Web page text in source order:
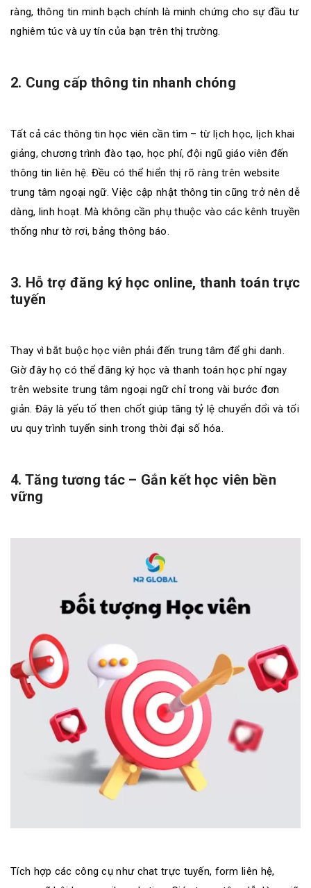
ràng, thông tin minh bạch chính là minh chứng cho sự đầu tư
nghiêm túc và uy tín của bạn trên thị trường.
2. Cung cấp thông tin nhanh chóng
Tất cả các thông tin học viên cần tìm – từ lịch học, lịch khai
giảng, chương trình đào tạo, học phí, đội ngũ giáo viên đến
thông tin liên hệ. Đều có thể hiển thị rõ ràng trên website
trung tâm ngoại ngữ. Việc cập nhật thông tin cũng trở nên dễ
dàng, linh hoạt. Mà không cần phụ thuộc vào các kênh truyền
thống như tờ rơi, bảng thông báo.
3. Hỗ trợ đăng ký học online, thanh toán trực
tuyến
Thay vì bắt buộc học viên phải đến trung tâm để ghi danh.
Giờ đây họ có thể đăng ký học và thanh toán học phí ngay
trên website trung tâm ngoại ngữ chỉ trong vài bước đơn
giản. Đây là yếu tố then chốt giúp tăng tỷ lệ chuyển đổi và tối
ưu quy trình tuyển sinh trong thời đại số hóa.
4. Tăng tương tác – Gắn kết học viên bền
vững
Tích hợp các công cụ như chat trực tuyến, form liên hệ,